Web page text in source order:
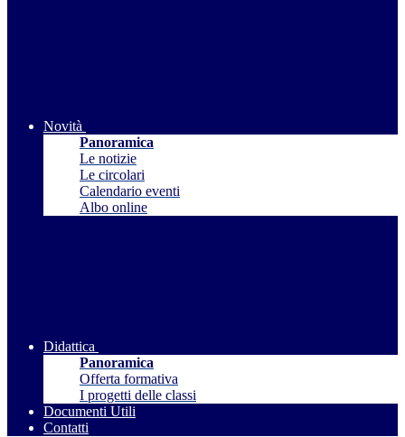
Novità
Panoramica
Le notizie
Le circolari
Calendario eventi
Albo online
Didattica
Panoramica
Offerta formativa
I progetti delle classi
Documenti Utili
Contatti